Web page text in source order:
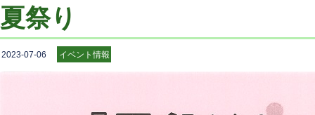
夏祭り
2023-07-06 イベント情報